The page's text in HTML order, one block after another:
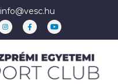
info@vesc.hu